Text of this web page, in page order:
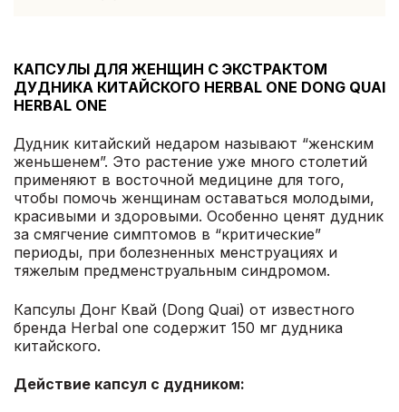
КАПСУЛЫ ДЛЯ ЖЕНЩИН С ЭКСТРАКТОМ
ДУДНИКА КИТАЙСКОГО HERBAL ONE DONG QUAI
HERBAL ONE
Дудник китайский недаром называют “женским
женьшенем”. Это растение уже много столетий
применяют в восточной медицине для того,
чтобы помочь женщинам оставаться молодыми,
красивыми и здоровыми. Особенно ценят дудник
за смягчение симптомов в “критические”
периоды, при болезненных менструациях и
тяжелым предменструальным синдромом.
Капсулы Донг Квай (Dong Quai) от известного
бренда Herbal one содержит 150 мг дудника
китайского.
Действие капсул с дудником: